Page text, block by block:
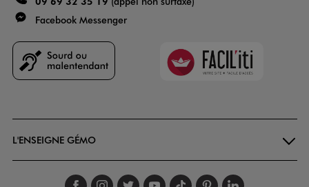
Facebook Messenger
Faciliti
L'ENSEIGNE GÉMO